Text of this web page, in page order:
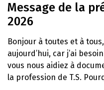
Message de la
2026
Bonjour à toutes et à
aujourd’hui, car j’ai
vous nous aidiez à
la profession de T.S.